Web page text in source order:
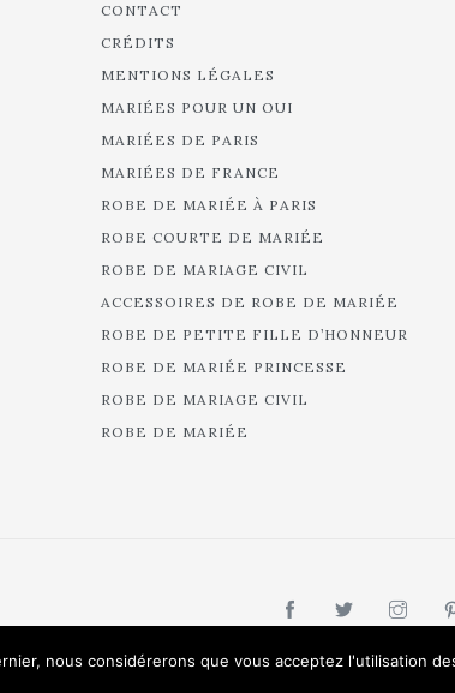
CONTACT
CRÉDITS
MENTIONS LÉGALES
MARIÉES POUR UN OUI
MARIÉES DE PARIS
MARIÉES DE FRANCE
ROBE DE MARIÉE À PARIS
ROBE COURTE DE MARIÉE
ROBE DE MARIAGE CIVIL
ACCESSOIRES DE ROBE DE MARIÉE
ROBE DE PETITE FILLE D’HONNEUR
ROBE DE MARIÉE PRINCESSE
ROBE DE MARIAGE CIVIL
ROBE DE MARIÉE
nous considérerons que vous acceptez l'utilisation des